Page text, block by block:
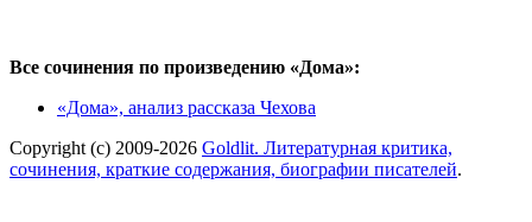
Все сочинения по произведению «Дома»:
«Дома», анализ рассказа Чехова
Copyright (c) 2009-2026 Goldlit. Литературная критика,
сочинения, краткие содержания, биографии писателей.